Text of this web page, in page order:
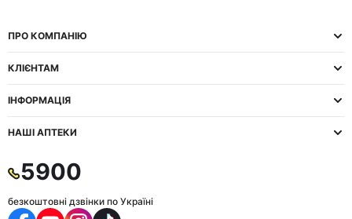
ПРО КОМПАНІЮ
КЛІЄНТАМ
ІНФОРМАЦІЯ
НАШІ АПТЕКИ
5900
безкоштовні дзвінки по Україні